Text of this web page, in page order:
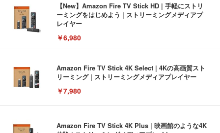
【New】Amazon Fire TV Stick HD | 手軽にストリ
ーミングをはじめよう | ストリーミングメディアプ
レイヤー
￥6,980
Amazon Fire TV Stick 4K Select | 4Kの高画質スト
リーミング | ストリーミングメディアプレイヤー
￥7,980
Amazon Fire TV Stick 4K Plus | 映画館のような4K